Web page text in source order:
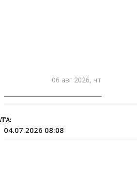
06 авг 2026, чт
04.07.2026 08:08